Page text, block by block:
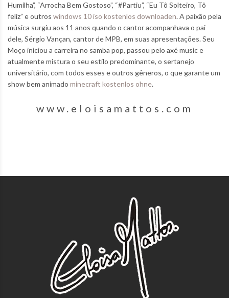
Humilha”, “Arrocha Bem Gostoso”, “#Partiu”, “Eu Tô Solteiro, Tô
feliz” e outros windows 10 iso kostenlos downloaden. A paixão pela
música surgiu aos 11 anos quando o cantor acompanhava o pai
dele, Sérgio Vançan, cantor de MPB, em suas apresentações. Seu
Moço iniciou a carreira no samba pop, passou pelo axé music e
atualmente mistura o seu estilo predominante, o sertanejo
universitário, com todos esses e outros gêneros, o que garante um
show bem animado minecraft kostenlos ohne.
www.eloisamattos.com